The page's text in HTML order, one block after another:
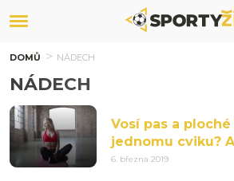
DOMŮ NÁDECH
NÁDECH
Vosí pas a
jednomu cviku?
6. března 2019